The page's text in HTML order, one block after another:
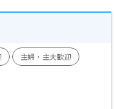
主婦・主夫歓迎